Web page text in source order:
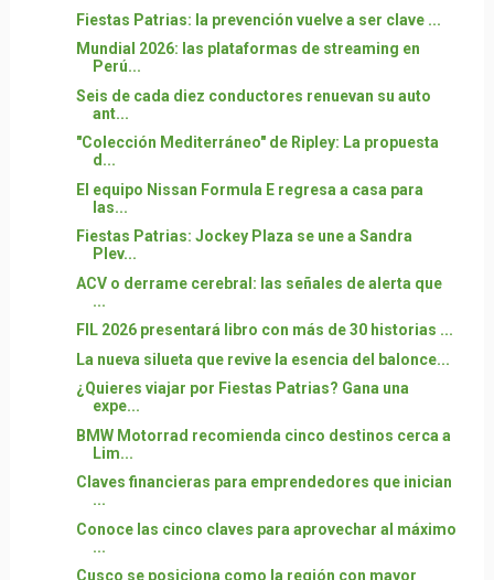
Fiestas Patrias: la prevención vuelve a ser clave ...
Mundial 2026: las plataformas de streaming en
Perú...
Seis de cada diez conductores renuevan su auto
ant...
"Colección Mediterráneo" de Ripley: La propuesta
d...
El equipo Nissan Formula E regresa a casa para
las...
Fiestas Patrias: Jockey Plaza se une a Sandra
Plev...
ACV o derrame cerebral: las señales de alerta que
...
FIL 2026 presentará libro con más de 30 historias ...
La nueva silueta que revive la esencia del balonce...
¿Quieres viajar por Fiestas Patrias? Gana una
expe...
BMW Motorrad recomienda cinco destinos cerca a
Lim...
Claves financieras para emprendedores que inician
...
Conoce las cinco claves para aprovechar al máximo
...
Cusco se posiciona como la región con mayor